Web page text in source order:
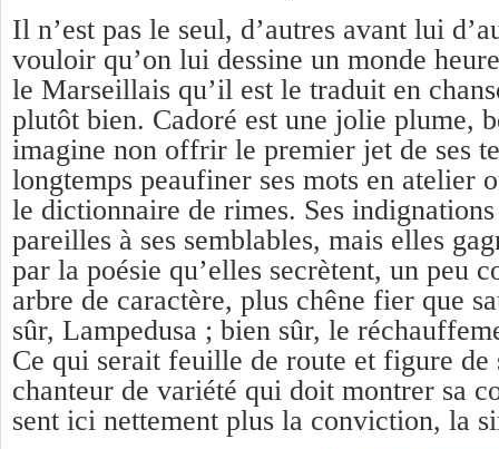
Il n’est pas le seul, d’autres avant lui
vouloir qu’on lui dessine un monde
le Marseillais qu’il est le traduit en
plutôt bien. Cadoré est une jolie plume,
imagine non offrir le premier jet de ses
longtemps peaufiner ses mots en atelier
le dictionnaire de rimes. Ses
pareilles à ses semblables, mais elles
par la poésie qu’elles secrètent, un peu
arbre de caractère, plus chêne fier que
sûr, Lampedusa ; bien sûr, le
Ce qui serait feuille de route et figure de
chanteur de variété qui doit montrer sa
sent ici nettement plus la conviction, la